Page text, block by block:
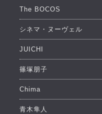
The BOCOS
シネマ・ヌーヴェル
JUICHI
篠塚朋子
Chima
青木隼人